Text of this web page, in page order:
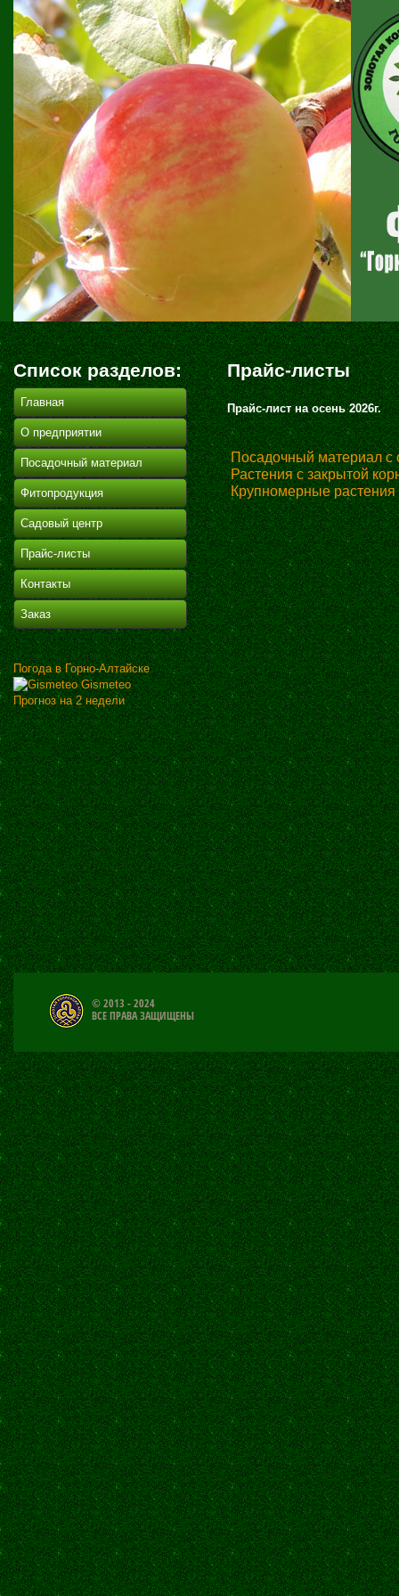
Список разделов:
Главная
О предприятии
Посадочный материал
Фитопродукция
Садовый центр
Прайс-листы
Контакты
Заказ
Погода в Горно-Алтайске
Gismeteo
Прогноз на 2 недели
Прайс-листы
Прайс-лист на осень 2026г.
Поcадочный материал с
Растения с закрытой
Крупномерные растения
© 2013 - 2024
ВСЕ ПРАВА ЗАЩИЩЕНЫ